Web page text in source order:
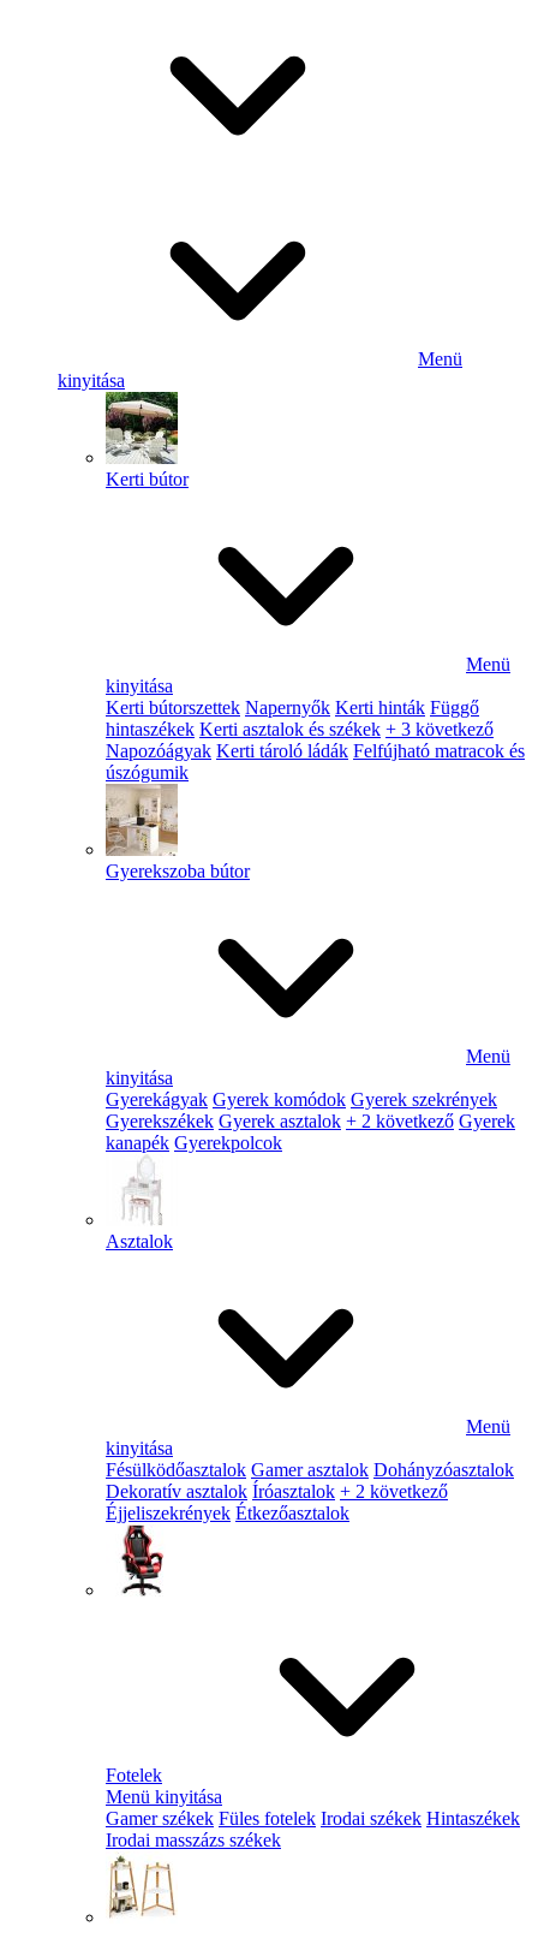
Menü
kinyitása
Kerti bútor
Menü
kinyitása
Kerti bútorszettek Napernyők Kerti hinták Függő
hintaszékek Kerti asztalok és székek + 3 következő
Napozóágyak Kerti tároló ládák Felfújható matracok és
úszógumik
Gyerekszoba bútor
Menü
kinyitása
Gyerekágyak Gyerek komódok Gyerek szekrények
Gyerekszékek Gyerek asztalok + 2 következő Gyerek
kanapék Gyerekpolcok
Asztalok
Menü
kinyitása
Fésülködőasztalok Gamer asztalok Dohányzóasztalok
Dekoratív asztalok Íróasztalok + 2 következő
Éjjeliszekrények Étkezőasztalok
Fotelek
Menü kinyitása
Gamer székek Füles fotelek Irodai székek Hintaszékek
Irodai masszázs székek